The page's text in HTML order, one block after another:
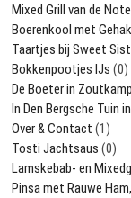
Mixed Grill van de
Boerenkool met
Taartjes bij Sweet
Bokkenpootjes IJs (0)
De Boeter in Zoutkamp
In Den Bergsche Tuin
Over & Contact (1)
Tosti Jachtsaus (0)
Lamskebab- en
Pinsa met Rauwe